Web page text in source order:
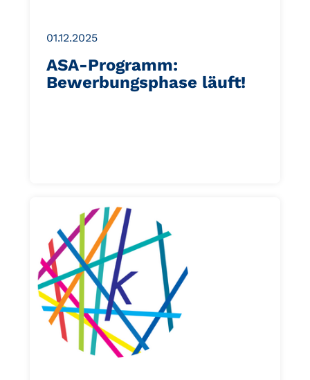
01.12.2025
ASA-Programm:
Bewerbungsphase läuft!